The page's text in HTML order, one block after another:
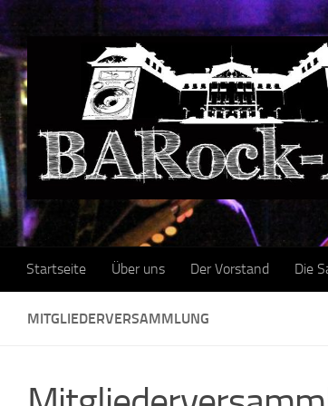
Skip to content
Startseite Über uns Der Vorstand Die
MITGLIEDERVERSAMMLUNG